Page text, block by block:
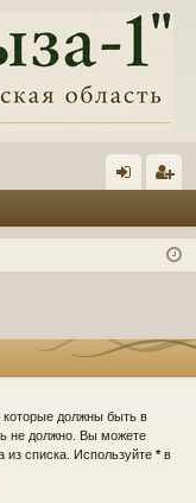
д ис
ия
которые должны быть в
не должно. Вы можете
из списка. Используйте *в